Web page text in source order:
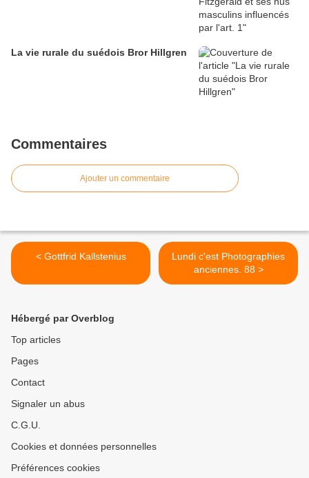
La vie rurale du suédois Bror Hillgren
Commentaires
Ajouter un commentaire
< Gottfrid Kallstenius
Lundi c'est Photographies
anciennes. 88 >
Hébergé par Overblog
Top articles
Pages
Contact
Signaler un abus
C.G.U.
Cookies et données personnelles
Préférences cookies